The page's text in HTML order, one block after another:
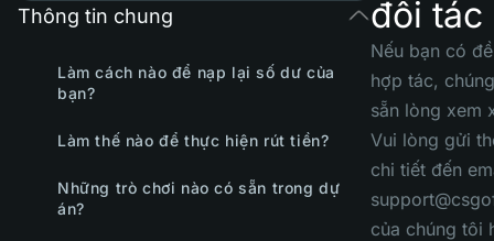
Thông tin chung
Làm cách nào để nạp lại số dư của
bạn?
Làm thế nào để thực hiện rút tiền?
Những trò chơi nào có sẵn trong dự
án?
đối tác
Nếu bạn có
hợp tác,
sẵn lòng xem
Vui lòng gửi
chi tiết đến
của chúng tôi